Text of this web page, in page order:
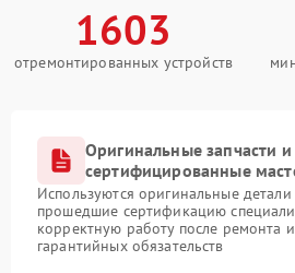
1603
отремонтированных устройств
Оригинальные запчасти и
сертифицированные
Используются оригинальные
прошедшие сертификацию
корректную работу после ремонта
гарантийных обязательств